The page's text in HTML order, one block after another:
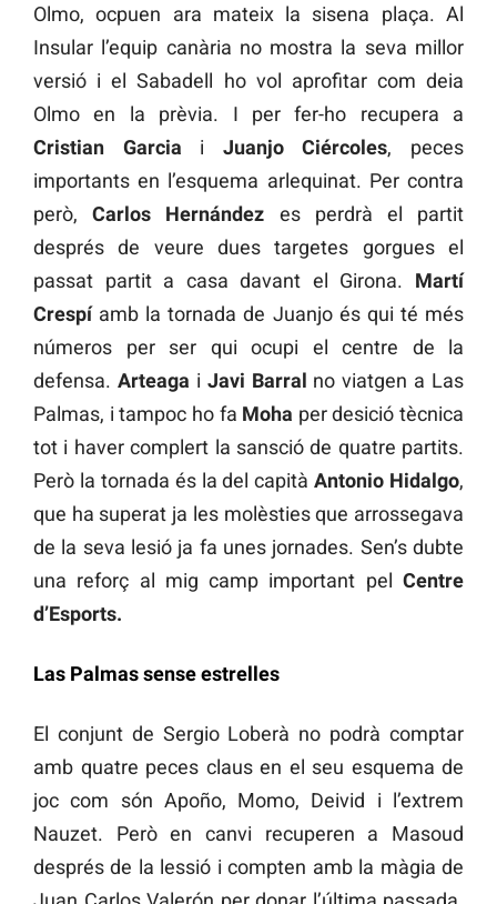
Olmo, ocpuen ara mateix la sisena plaça. Al
Insular l’equip canària no mostra la seva millor
versió i el Sabadell ho vol aprofitar com deia
Olmo en la prèvia. I per fer-ho recupera a
Cristian Garcia i Juanjo Ciércoles, peces
importants en l’esquema arlequinat. Per contra
però,Carlos Hernández es perdrà el partit
després de veure dues targetes gorgues el
passat partit a casa davant el Girona. Martí
Crespíamb la tornada de Juanjo és qui té més
números per ser qui ocupi el centre de la
defensa. Arteaga i Javi Barral no viatgen a Las
Palmas, i tampoc ho fa Moha per desició tècnica
tot i haver complert la sansció de quatre partits.
Però la tornada és la del capitàAntonio Hidalgo,
que ha superat ja les molèsties que arrossegava
de la seva lesió ja fa unes jornades. Sen’s dubte
una reforç al mig camp important pel Centre
d’Esports.
Las Palmas sense estrelles
El conjunt de Sergio Loberà no podrà comptar
amb quatre peces claus en el seu esquema de
joc com són Apoño, Momo, Deivid i l’extrem
Nauzet. Però en canvi recuperen a Masoud
després de la lessió i compten amb la màgia de